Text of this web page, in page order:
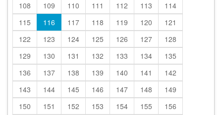
108
109 110 111 112 113
114
115
116 117 118 119 120
121
122
123 124 125 126 127
128
129
130 131 132 133 134
135
136
137 138 139 140 141
142
143
144 145 146 147 148
149
150
151 152 153 154 155
156